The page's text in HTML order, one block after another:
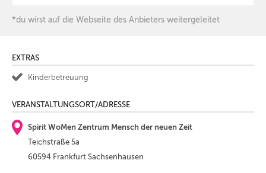
*du wirst auf die Webseite des Anbieters weitergeleitet
EXTRAS
Kinderbetreuung
VERANSTALTUNGSORT/ADRESSE
Spirit WoMen Zentrum Mensch der neuen Zeit
Teichstraße 5a
60594 Frankfurt Sachsenhausen